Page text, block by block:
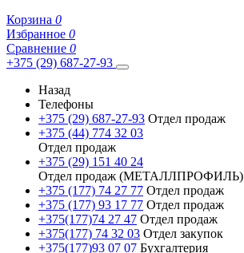
Корзина 0
Избранное 0
Сравнение 0
+375 (29) 687-27-93
Назад
Телефоны
+375 (29) 687-27-93 Отдел продаж
+375 (44) 774 32 03
Отдел продаж
+375 (29) 151 40 24
Отдел продаж (МЕТАЛЛПРОФИЛЬ)
+375 (177) 74 27 77 Отдел продаж
+375 (177) 93 17 77 Отдел продаж
+375(177)74 27 47 Отдел продаж
+375(177) 74 32 03 Отдел закупок
+375(177)93 07 07 Бухгалтерия